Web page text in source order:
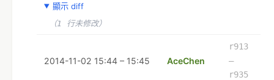
顯示 diff
（1 行未修改）
2014-11-02 15:44 – 15:45 AceChen
r913
–
r935